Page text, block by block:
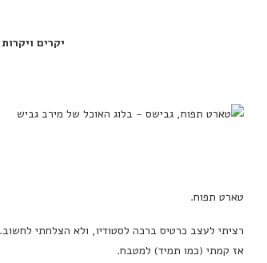
יקרים
טארט תפוח.
רציתי לעצב כרטיס ברכה לסטודיו, ולא הצלחתי לחשוב.
אז קמתי (כמו תמיד) למטבח.